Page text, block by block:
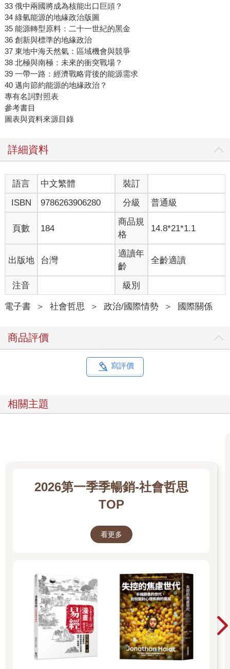
33 俄中兩國將成為核能出口巨頭？
34 綠氫能源的地緣政治版圖
35 能源轉型原料：二十一世紀的黑金
36 創新與標準的地緣政治
37 東地中海天然氣：區域機會與競爭
38 北極與南極：未來的衝突戰場？
39 一帶一路：經濟戰略背後的能源需求
40 邁向節約能源的地緣政治？
專有名詞對照表
參考書目
圖表與資料來源目錄
詳細資料
語言 中文繁體
裝訂
ISBN
9786263906280 分級 普通級
頁數 184
商品規
格
14.8*21*1.1
出版地 台灣
適讀年
齡
全齡適讀
注音 級別
電子書 ＞ 社會哲思 ＞ 政治/國際情勢 ＞ 國際關係
商品評價
寫評價
相關主題
2026第一季季暢銷-社會哲思
TOP
看更多